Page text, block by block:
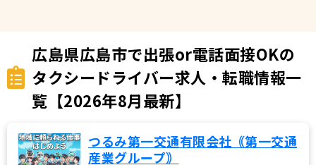
広島県広島市で出張or電話面接OKの
タクシードライバー求人・転職情報一
覧【2026年8月最新】
つるみ第一交通有限会社｟第一交通
産業グループ｠